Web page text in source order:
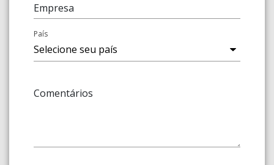
Empresa
País
Comentários